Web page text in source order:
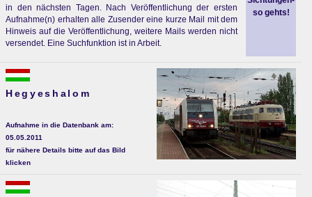
in den nächsten Tagen. Nach Veröffentlichung der ersten
Aufnahme(n) erhalten alle Zusender eine kurze Mail mit dem
Hinweis auf die Veröffentlichung, weitere Mails werden nicht
versendet. Eine Suchfunktion ist in Arbeit.
so gehts!
Hegyeshalom
Aufnahme in die Datenbank am:
05.05.2011
für nähere Details bitte auf das Bild
klicken